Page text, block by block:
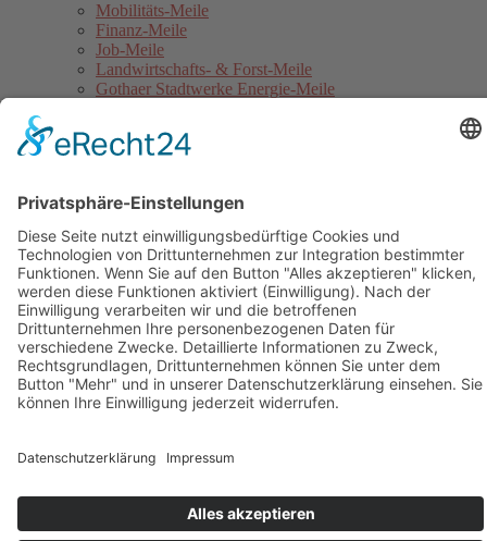
Mobilitäts-Meile
Finanz-Meile
Job-Meile
Landwirtschafts- & Forst-Meile
Gothaer Stadtwerke Energie-Meile
Politik- & Europa-Meile
Jahrmarkt
Hinweise für Anwohner
Touristinformation
Anfahrt
Sicherheitshinweise
Veranstaltungsordnung
Kontakt
Übersichtskarte Thüringentag
Barrierefreie Karte
Sponsoren
Pressebereich
Kontakt
Cookie-Einstellungen